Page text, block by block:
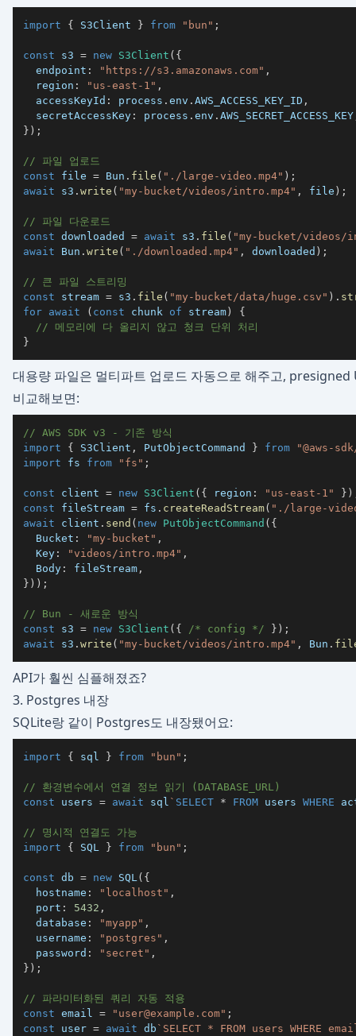
import { S3Client } from "bun" ;
const s3 = new S3Client ( {
  endpoint
: "https://s3.amazonaws.com" ,
  region
: "us-east-1" ,
  accessKeyId
: process . env . AWS_ACCESS_KEY_ID ,
  secretAccessKey
: process . env . AWS_SECRET_ACCESS_KEY
} ) ;
// 파일 업로드
const file = Bun . file ( "./large-video.mp4" ) ;
await s3 . write ( "my-bucket/videos/intro.mp4" , file ) ;
// 파일 다운로드
const downloaded = await s3 . file ( "my-bucket/videos/
await Bun . write ( "./downloaded.mp4" , downloaded ) ;
// 큰 파일 스트리밍
const stream = s3 . file ( "my-bucket/data/huge.csv" ) .
for await ( const chunk of stream)
{
// 메모리에 다 올리지 않고 청크 단위 처리
}
대용량 파일은 멀티파트 업로드 자동으로 해주고, presigned
비교해보면:
// AWS SDK v3 - 기존 방식
import
{ S3Client , PutObjectCommand } from
"@aws-
import fs from "fs" ;
const client = new S3Client ( { region : "us-east-1" } )
const fileStream = fs . createReadStream( "./large-
await client . send ( new PutObjectCommand ( {
  Bucket
: "my-bucket" ,
  Key
: "videos/intro.mp4" ,
  Body
: fileStream ,
} ) ) ;
// Bun - 새로운 방식
const s3 = new S3Client ( { /* config */ } ) ;
await s3 . write ( "my-bucket/videos/intro.mp4" , Bun .
API가 훨씬 심플해졌죠?
3. Postgres 내장
SQLite랑 같이 Postgres도 내장됐어요:
import { sql } from "bun" ;
// 환경변수에서 연결 정보 읽기 (DATABASE_URL)
const users = await sql ` SELECT * FROM users WHERE
// 명시적 연결도 가능
import
{ SQL } from "bun" ;
const db = new SQL ( {
  hostname
: "localhost" ,
  port
: 5432 ,
  database
: "myapp" ,
  username
: "postgres" ,
  password
: "secret" ,
} ) ;
// 파라미터화된 쿼리 자동 적용
const email = " user@example.com" ;
const user = await db ` SELECT * FROM users WHERE